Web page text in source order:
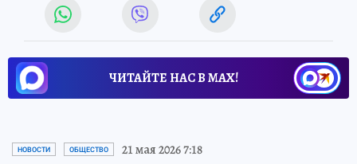
ЧИТАЙТЕ НАС В МАХ!
НОВОСТИ ОБЩЕСТВО 21 мая 2026 7:18